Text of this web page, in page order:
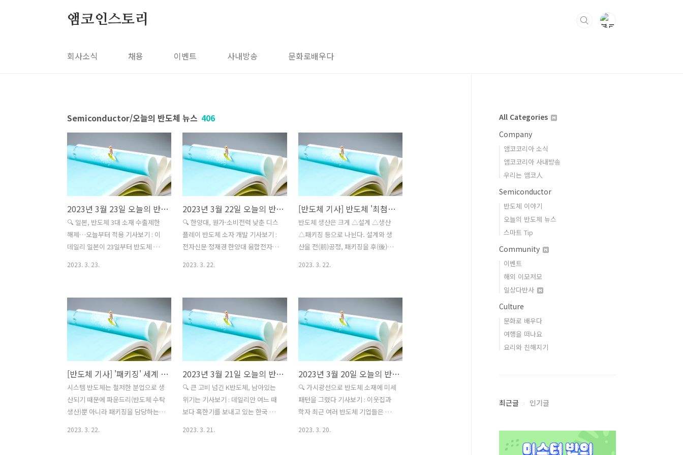
앰코인스토리
회사소식 채용 이벤트 사내방송 문화로배우다
Semiconductor/오늘의 반도체 뉴스 406
2023년 3월 23일 오늘의 반도체 뉴스
🔍 일본, 반도체 3대 소재 수출제한
해제…오늘부터 적용 기사보기 : 이
데일리 일본이 23일부터 반도체 핵심
한국에 대한 반도체 핵심소재 3품목
에 대한 수출 규제완화를 위한 법개
정을 하고, 이날 부터 적용한다고 밝
혔다. 2019년 7월 일본이 한국 대법
원의 일제 강제징용 피해자 배상 판
결에 반발해 대(對)한국 수출규제를
실시한 지 4년여 만이다. 🔍 日정부
"반도체 소재 3개 제품, 23일부터 韓
수출규제 해제" 기사보기 : 뉴시스 일
본 경제산업성은 23일 한국에 대한
반도체 관련 3개 품목의 수출규제 강
화 조치를 같은 날 해제했다고 요미
2023. 3. 23.
2023년 3월 22일 오늘의 반도체 뉴스
🔍 한양대, 원가·소비전력 낮춘 디스
플레이 반도체 소자 개발 기사보기 :
전자신문 정재경 한양대 융합전자공
물 반도체 채널 트랜지스터 소자'를
개발했다. 스마트폰 최고사양 모델에
는 초고해상도 디스플레이 구현이 가
능하면서 소비전력을 획기적으로 감
소시킬 수 있는 저온다결정산화물
(LTPO) 유기발광다이오드(OLED) 기
술이 적용돼있다. 🔍 반도체 제조장
비 내부 오염 입자 줄이는 '내플라즈
마성 소재' 국산화 기사보기 : 머니투
데이 한국재료연구원(이하 재료연)
엔지니어링세라믹연구실 마호진, 박
영조 박사 연구팀이 반도체 제조 장
2023. 3. 22.
[반도체 기사] 반도체 '최첨단 패키징'…글로벌 기술 경쟁 불붙어
반도체 생산은 크게 △설계 △생산
△패키징 등으로 나뉜다. 설계와 생
산을 전(前)공정, 패키징을 후(後)공
착하는 과정에서 칩이 외부와 통신할
수 있도록 전기 신호가 흐르는 길을
만들고, 외형도 가공한다. 그동안 반
도체 패키징은 전공정에 비해 주목도
가 낮았다. 전공정에서 나노미터(㎚
·10억분의 1m)와 수율(결함 없는 합
격품 비율) 등 첨단 기술 경쟁이 벌어
졌다. 분위기가 달라진 것은 글로벌
반도체 업체 간 미세공정 경쟁이 막
대한 비용과 기술적 난제라는 한계에
부닥치면서다. 고성능 반도체에 대한
수요를 패키징 기술 혁신으로 극복하
2023. 3. 22.
[반도체 기사] '패키징' 세계 10위권에 한국 기업은 없다
시스템 반도체는 철저한 분업으로 생
산되기 때문에 파운드리(반도체 수탁
생산)뿐 아니라 패키징을 담당하는
2023. 3. 22.
2023년 3월 21일 오늘의 반도체 뉴스
🔍 큰 고비 넘긴 K반도체, 남아있는
위기는 기사보기 : 데일리안 여느 때
보다 혹한기를 보내고 있는 한국 반
2023. 3. 21.
2023년 3월 20일 오늘의 반도체 뉴스
🔍 가시광선으로 반도체 소재에 미세
패턴을 그렸다 기사보기 : 이웃집과
학자 최근 여러 반도체 기업들은 초
2023. 3. 20.
All Categories
Company
앰코코리아 소식
앰코코리아 사내방송
우리는 앰코人
Semiconductor
반도체 이야기
오늘의 반도체 뉴스
스마트 Tip
Community
이벤트
해외 이모저모
일상다반사
Culture
문화로 배우다
여행을 떠나요
요리와 친해지기
최근글 인기글